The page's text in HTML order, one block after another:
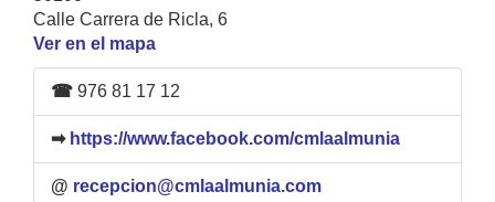
Calle Carrera de Ricla, 6
Ver en el mapa
☎ 976 81 17 12
➡ https://www.facebook.com/cmlaalmunia
@ recepcion@cmlaalmunia.com